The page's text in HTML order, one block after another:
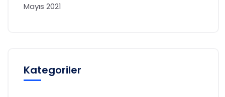
Mayıs 2021
Kategoriler